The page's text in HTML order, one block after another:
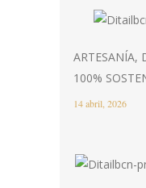
ARTESANÍA,
100%
14 abril, 2026